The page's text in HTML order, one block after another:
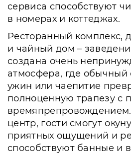
сервиса способствуют
в номерах и коттеджах.
Ресторанный комплекс,
и чайный дом –
создана очень
атмосфера, где
ужин или чаепитие
полноценную трапезу с
центр, гости смогут
приятных ощущений и
способствуют банные и